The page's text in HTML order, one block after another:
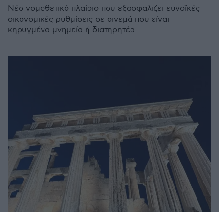
Νέο νομοθετικό πλαίσιο που εξασφαλίζει ευνοϊκές
οικονομικές ρυθμίσεις σε σινεμά που είναι
κηρυγμένα μνημεία ή διατηρητέα